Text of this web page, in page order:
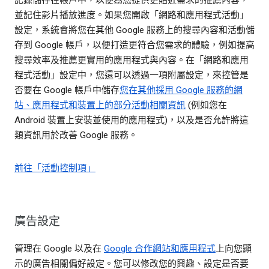
並記住影片播放進度。如果您開啟「網路和應用程式活動」
設定，系統會將您在其他 Google 服務上的搜尋內容和活動儲
存到 Google 帳戶，以便打造更符合您需求的體驗，例如提高
搜尋效率及推薦更實用的應用程式與內容。在「網路和應用
程式活動」設定中，您還可以透過一項附屬設定，來控管是
否要在 Google 帳戶中儲存您在其他採用 Google 服務的網
站、應用程式和裝置上的部分活動相關資訊 (例如您在
Android 裝置上安裝並使用的應用程式)，以及是否允許將這
類資訊用於改善 Google 服務。
前往「活動控制項」
廣告設定
管理在 Google 以及在 Google 合作網站和應用程式上向您顯
示的廣告相關偏好設定。您可以修改您的興趣、設定是否要